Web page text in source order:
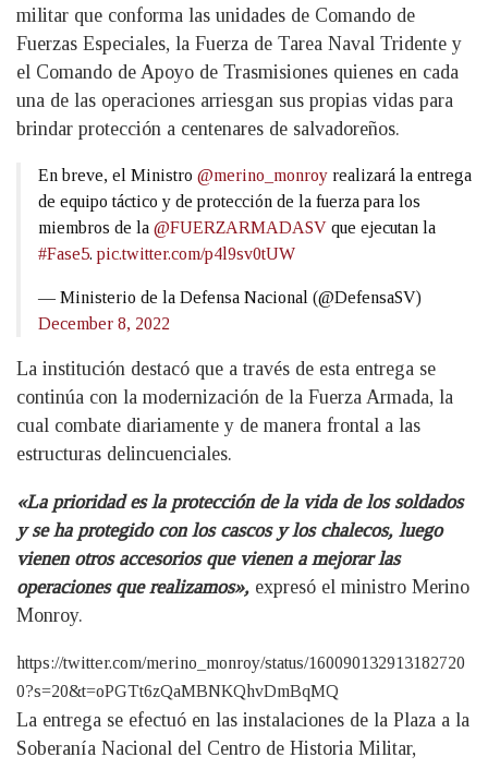
militar que conforma las unidades de Comando de
Fuerzas Especiales, la Fuerza de Tarea Naval Tridente y
el Comando de Apoyo de Trasmisiones quienes en cada
una de las operaciones arriesgan sus propias vidas para
brindar protección a centenares de salvadoreños.
En breve, el Ministro @merino_monroy realizará la entrega
de equipo táctico y de protección de la fuerza para los
miembros de la @FUERZARMADASV que ejecutan la
#Fase5. pic.twitter.com/p4l9sv0tUW
— Ministerio de la Defensa Nacional (@DefensaSV)
December 8, 2022
La institución destacó que a través de esta entrega se
continúa con la modernización de la Fuerza Armada, la
cual combate diariamente y de manera frontal a las
estructuras delincuenciales.
«La prioridad es la protección de la vida de los soldados
y se ha protegido con los cascos y los chalecos, luego
vienen otros accesorios que vienen a mejorar las
operaciones que realizamos», expresó el ministro Merino
Monroy.
https://twitter.com/merino_monroy/status/160090132913182720
0?s=20&t=oPGTt6zQaMBNKQhvDmBqMQ
La entrega se efectuó en las instalaciones de la Plaza a la
Soberanía Nacional del Centro de Historia Militar,